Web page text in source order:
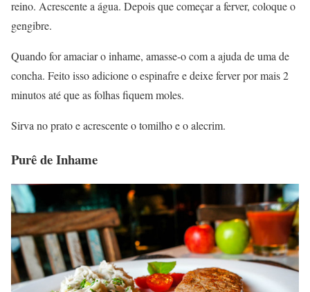
reino. Acrescente a água. Depois que começar a ferver, coloque o
gengibre.
Quando for amaciar o inhame, amasse-o com a ajuda de uma de
concha. Feito isso adicione o espinafre e deixe ferver por mais 2
minutos até que as folhas fiquem moles.
Sirva no prato e acrescente o tomilho e o alecrim.
Purê de Inhame